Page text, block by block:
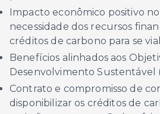
Impacto econômico positivo
necessidade dos recursos
créditos de carbono para se
Benefícios alinhados aos
Desenvolvimento Sustentável
Contrato e compromisso de
disponibilizar os créditos de